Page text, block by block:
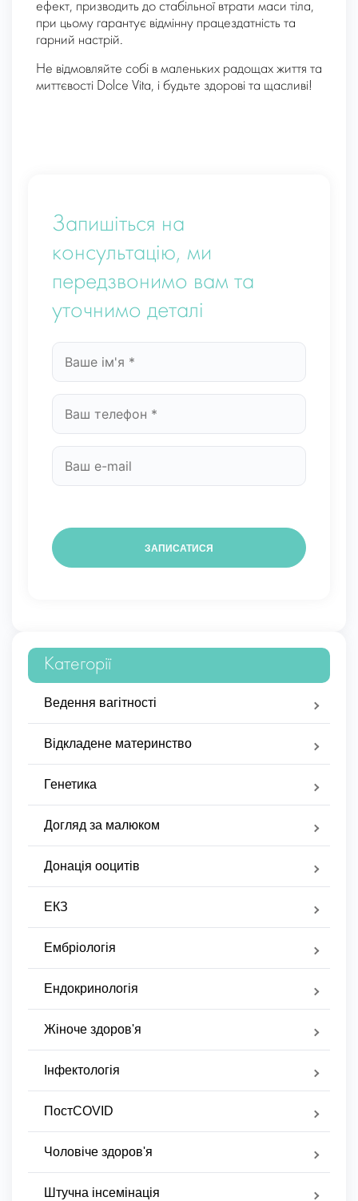
ефект, призводить до стабільної втрати маси тіла,
при цьому гарантує відмінну працездатність та
гарний настрій.
Не відмовляйте собі в маленьких радощах життя та
миттєвості Dolce Vita, і будьте здорові та щасливі!
Запишіться на
консультацію, ми
передзвонимо вам та
уточнимо деталі
Категорії
Ведення вагітності
Відкладене материнство
Генетика
Догляд за малюком
Донація ооцитів
ЕКЗ
Ембріологія
Ендокринологія
Жіноче здоров'я
Інфектологія
ПостCOVID
Чоловіче здоров'я
Штучна інсемінація